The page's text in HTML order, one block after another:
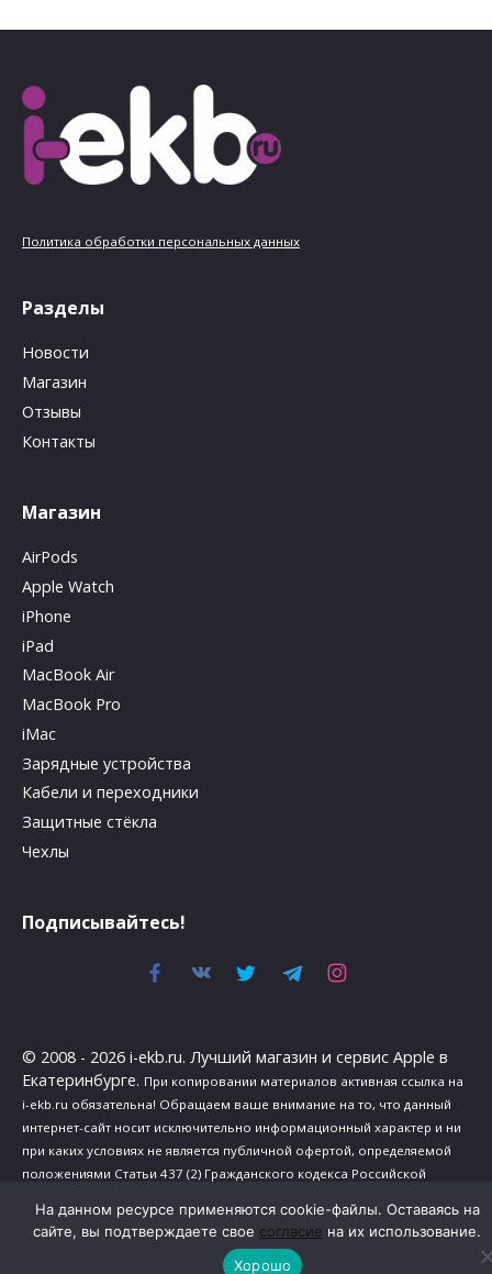
Политика обработки персональных данных
Разделы
Новости
Магазин
Отзывы
Контакты
Магазин
AirPods
Apple Watch
iPhone
iPad
MacBook Air
MacBook Pro
iMac
Зарядные устройства
Кабели и переходники
Защитные стёкла
Чехлы
Подписывайтесь!
© 2008 - 2026 i-ekb.ru. Лучший магазин и сервис Apple в
Екатеринбурге. При копировании материалов активная ссылка на
i-ekb.ru обязательна! Обращаем ваше внимание на то, что данный
интернет-сайт носит исключительно информационный характер и ни
при каких условиях не является публичной офертой, определяемой
положениями Статьи 437 (2) Гражданского кодекса Российской
Политика в отношении обработки персональных данных .
Сведения о реализуемых требованиях к защите персональных
На данном ресурсе применяются cookie-файлы. Оставаясь на
сайте, вы подтверждаете свое согласие на их использование.
Хорошо